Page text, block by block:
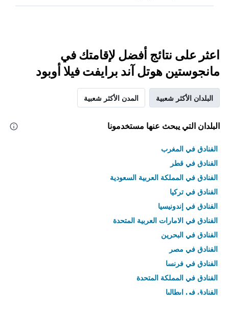
اعثر على نتائج أفضل لإقامتك في
مانجوستين هوتل آند برايفت فيلا أوبود
البلدان الأكثر شعبية المدن الأكثر شعبية
البلدان التي يبحث عنها مستخدمونا
الفنادق في المغرب
الفنادق في قطر
الفنادق في المملكة العربية السعودية
الفنادق في تركيا
الفنادق في إندونيسيا
الفنادق في الامارات العربية المتحدة
الفنادق في البحرين
الفنادق في مصر
الفنادق في فرنسا
الفنادق في المملكة المتحدة
الفنادق في إيطاليا